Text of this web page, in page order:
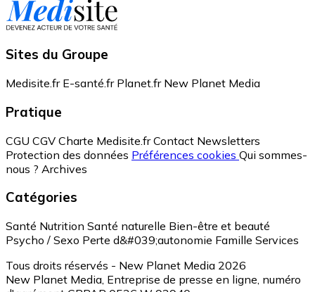
Sites du Groupe
Medisite.fr E-santé.fr Planet.fr New Planet Media
Pratique
CGU CGV Charte Medisite.fr Contact Newsletters
Protection des données Préférences cookies Qui sommes-
nous ? Archives
Catégories
Santé Nutrition Santé naturelle Bien-être et beauté
Psycho / Sexo Perte d&#039;autonomie Famille Services
Tous droits réservés - New Planet Media 2026
New Planet Media, Entreprise de presse en ligne, numéro